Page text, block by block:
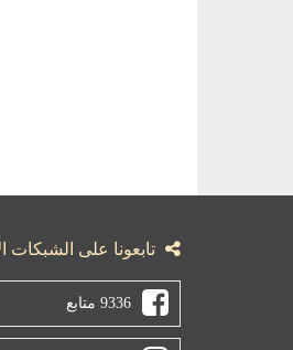
تابعونا على الشبكات
9336 متابع